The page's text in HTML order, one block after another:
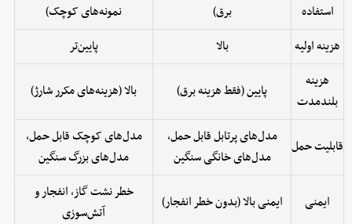
استفاده
برق)
نمونه‌های کوچک)
هزینه اولیه
بالا
پایین‌تر
هزینه
بلندمدت
پایین (فقط هزینه برق) بالا (هزینه‌های مکرر شارژ)
قابلیت حمل
مدل‌های پرتابل قابل حمل،
مدل‌های خانگی سنگین
مدل‌های کوچک قابل حمل،
مدل‌های بزرگ سنگین
ایمنی ایمنی بالا (بدون خطر انفجار)
خطر نشت گاز، انفجار و
آتش‌سوزی